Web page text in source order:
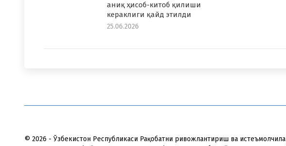
аниқ ҳисоб-китоб қилиши
кераклиги қайд этилди
25.06.2026
© 2026 - Ўзбекистон Республикаси Рақобатни ривожлантириш ва